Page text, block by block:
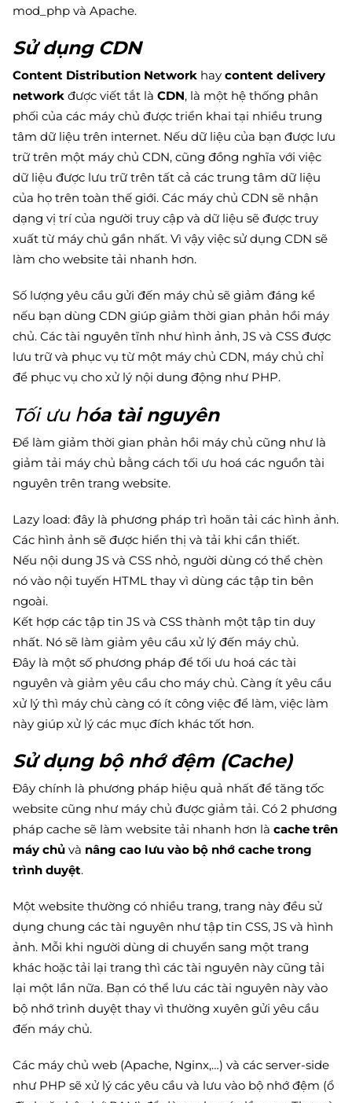
mod_php và Apache.
Sử dụng CDN
Content Distribution Network haycontent delivery
network được viết tắt làCDN, là một hệ thống phân
phối của các máy chủ được triển khai tại nhiều trung
tâm dữ liệu trên internet. Nếu dữ liệu của bạn được lưu
trữ trên một máy chủ CDN, cũng đồng nghĩa với việc
dữ liệu được lưu trữ trên tất cả các trung tâm dữ liệu
của họ trên toàn thế giới. Các máy chủ CDN sẽ nhận
dạng vị trí của người truy cập và dữ liệu sẽ được truy
xuất từ máy chủ gần nhất. Vì vậy việc sử dụng CDN sẽ
làm cho website tải nhanh hơn.
Số lượng yêu cầu gửi đến máy chủ sẽ giảm đáng kể
nếu bạn dùng CDN giúp giảm thời gian phản hồi máy
chủ. Các tài nguyên tĩnh như hình ảnh, JS và CSS được
lưu trữ và phục vụ từ một máy chủ CDN, máy chủ chỉ
để phục vụ cho xử lý nội dung động như PHP.
Tối ưu hóa tài nguyên
Để làm giảm thời gian phản hồi máy chủ cũng như là
giảm tải máy chủ bằng cách tối ưu hoá các nguồn tài
nguyên trên trang website.
Lazy load: đây là phương pháp trì hoãn tải các hình ảnh.
Các hình ảnh sẽ được hiển thị và tải khi cần thiết.
Nếu nội dung JS và CSS nhỏ, người dùng có thể chèn
nó vào nội tuyến HTML thay vì dùng các tập tin bên
ngoài.
Kết hợp các tập tin JS và CSS thành một tập tin duy
nhất. Nó sẽ làm giảm yêu cầu xử lý đến máy chủ.
Đây là một số phương pháp để tối ưu hoá các tài
nguyên và giảm yêu cầu cho máy chủ. Càng ít yêu cầu
xử lý thì máy chủ càng có ít công việc để làm, việc làm
này giúp xử lý các mục đích khác tốt hơn.
Sử dụng bộ nhớ đệm (Cache)
Đây chính là phương pháp hiệu quả nhất để tăng tốc
website cũng như máy chủ được giảm tải. Có 2 phương
pháp cache sẽ làm website tải nhanh hơn làcache trên
máy chủ và nâng cao lưu vào bộ nhớ cache trong
trình duyệt.
Một website thường có nhiều trang, trang này đều sử
dụng chung các tài nguyên như tập tin CSS, JS và hình
ảnh. Mỗi khi người dùng di chuyển sang một trang
khác hoặc tải lại trang thì các tài nguyên này cũng tải
lại một lần nữa. Bạn có thể lưu các tài nguyên này vào
bộ nhớ trình duyệt thay vì thường xuyên gửi yêu cầu
đến máy chủ.
Các máy chủ web (Apache, Nginx,…) và các server-side
như PHP sẽ xử lý các yêu cầu và lưu vào bộ nhớ đệm (ổ